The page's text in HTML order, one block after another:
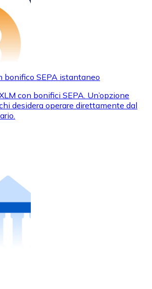
bonifico SEPA istantaneo
con bonifici SEPA. Un’opzione
desidera operare direttamente dal